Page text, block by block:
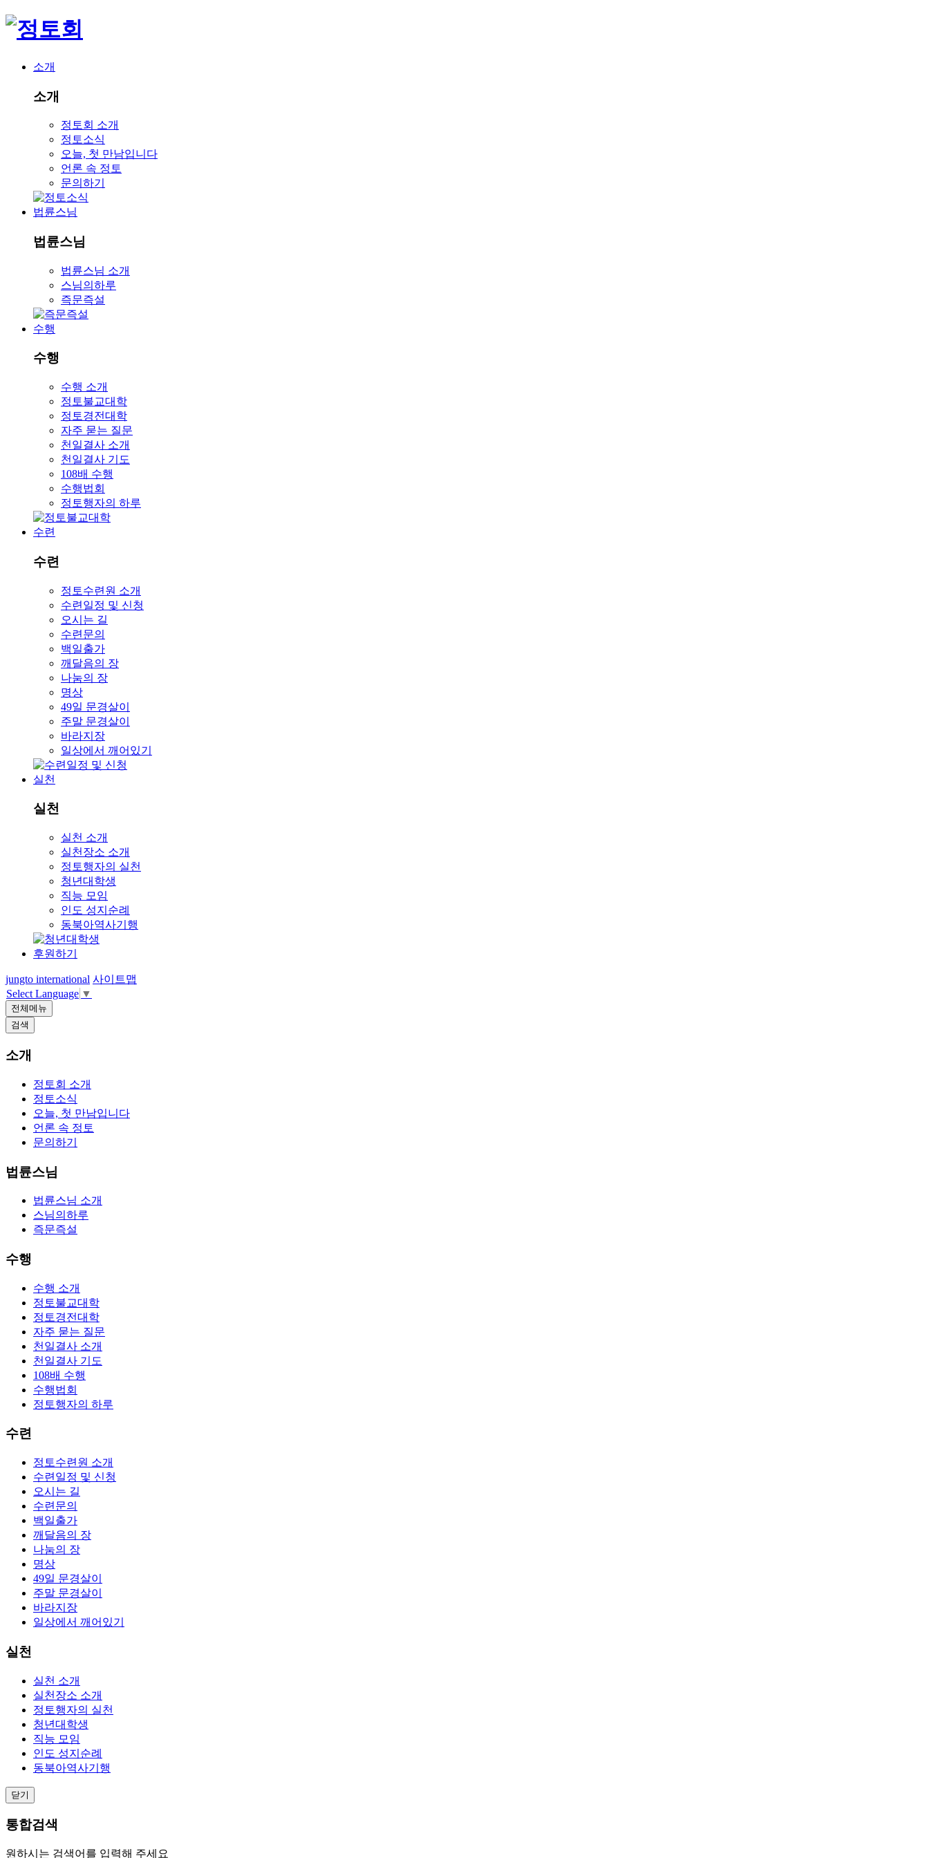
소개
소개
정토회 소개
정토소식
오늘, 첫 만남입니다
언론 속 정토
문의하기
법륜스님
법륜스님
법륜스님 소개
스님의하루
즉문즉설
수행
수행
수행 소개
정토불교대학
정토경전대학
자주 묻는 질문
천일결사 소개
천일결사 기도
108배 수행
수행법회
정토행자의 하루
수련
수련
정토수련원 소개
수련일정 및 신청
오시는 길
수련문의
백일출가
깨달음의 장
나눔의 장
명상
49일 문경살이
주말 문경살이
바라지장
일상에서 깨어있기
실천
실천
실천 소개
실천장소 소개
정토행자의 실천
청년대학생
직능 모임
인도 성지순례
동북아역사기행
후원하기
jungto international 사이트맵
Select Language ▼
전체메뉴
검색
소개
정토회 소개
정토소식
오늘, 첫 만남입니다
언론 속 정토
문의하기
법륜스님
법륜스님 소개
스님의하루
즉문즉설
수행
수행 소개
정토불교대학
정토경전대학
자주 묻는 질문
천일결사 소개
천일결사 기도
108배 수행
수행법회
정토행자의 하루
수련
정토수련원 소개
수련일정 및 신청
오시는 길
수련문의
백일출가
깨달음의 장
나눔의 장
명상
49일 문경살이
주말 문경살이
바라지장
일상에서 깨어있기
실천
실천 소개
실천장소 소개
정토행자의 실천
청년대학생
직능 모임
인도 성지순례
동북아역사기행
닫기
통합검색
원하시는 검색어를 입력해 주세요